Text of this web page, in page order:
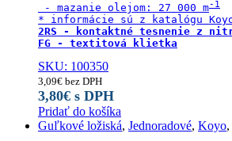
- mazanie olejom: 27 000 m
2RS - kontaktné tesnenie z
FG - textitová klietka
SKU: 100350
3,09€ bez DPH
3,80€ s DPH
Pridať do košíka
Guľkové ložiská, Jednoradové, Koyo,